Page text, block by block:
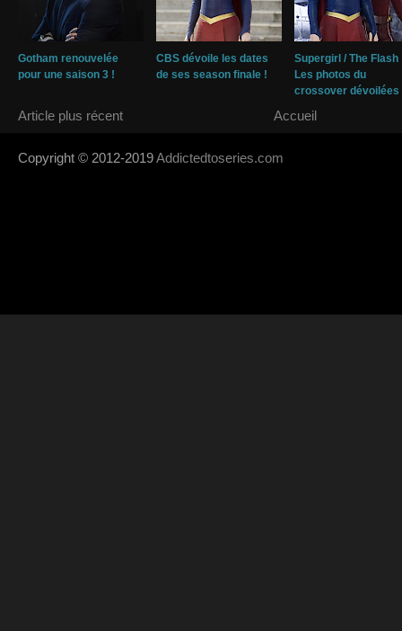
Gotham renouvelée
pour une saison 3 !
CBS dévoile les dates
de ses season finale !
Supergirl / The Flash
Les photos du
crossover dévoilées
Article plus récent Accueil
Copyright © 2012-2019Addictedtoseries.com